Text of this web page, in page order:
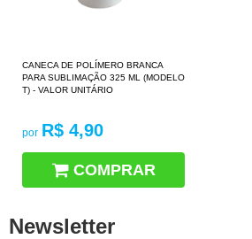
CANECA DE POLÍMERO BRANCA
PARA SUBLIMAÇÃO 325 ML (MODELO
T) - VALOR UNITÁRIO
por R$ 4,90
COMPRAR
Newsletter